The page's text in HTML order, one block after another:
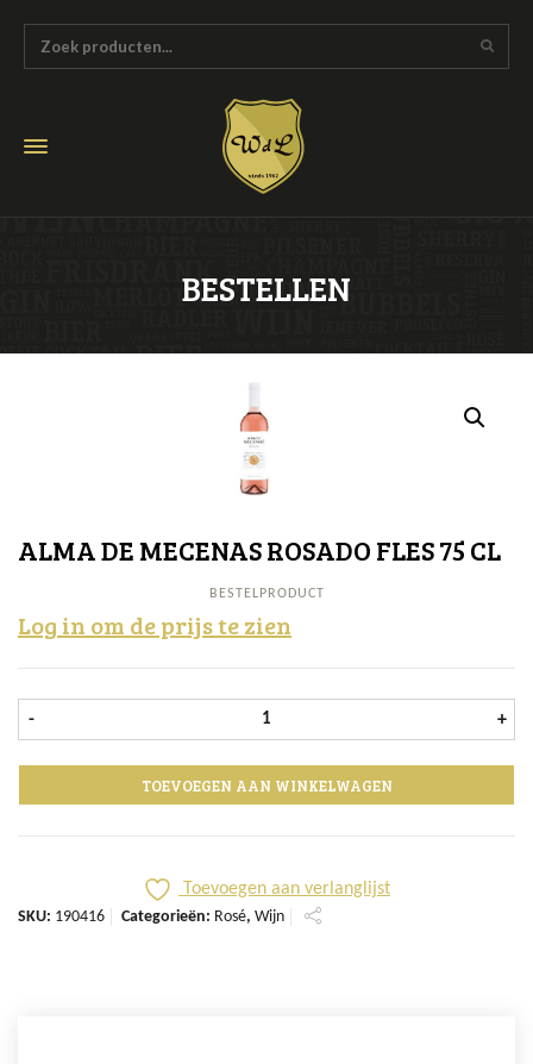
BESTELLEN
ALMA DE MECENAS ROSADO FLES 75 CL
BESTELPRODUCT
Log in om de prijs te zien
- Alma de Mecenas Rosado fles 75
+
TOEVOEGEN AAN WINKELWAGEN
Toevoegen aan verlanglijst
SKU: 190416 Categorieën: Rosé, Wijn